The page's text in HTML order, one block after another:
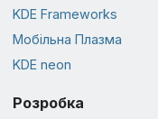
KDE Frameworks
Мобільна Плазма
KDE neon
Розробка